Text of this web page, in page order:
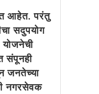
आहेत. परंतु
सदुपयोग
संपूनही
जनतेच्या
नगरसेवक